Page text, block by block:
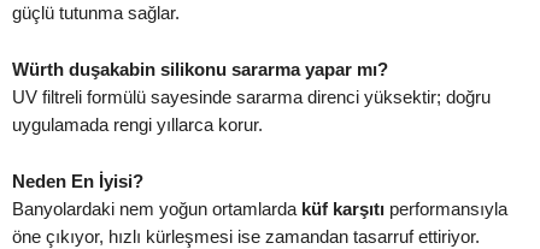
güçlü tutunma sağlar.
Würth duşakabin silikonu sararma yapar mı?
UV filtreli formülü sayesinde sararma direnci yüksektir; doğru
uygulamada rengi yıllarca korur.
Neden En İyisi?
Banyolardaki nem yoğun ortamlarda küf karşıtı performansıyla
öne çıkıyor, hızlı kürleşmesi ise zamandan tasarruf ettiriyor.